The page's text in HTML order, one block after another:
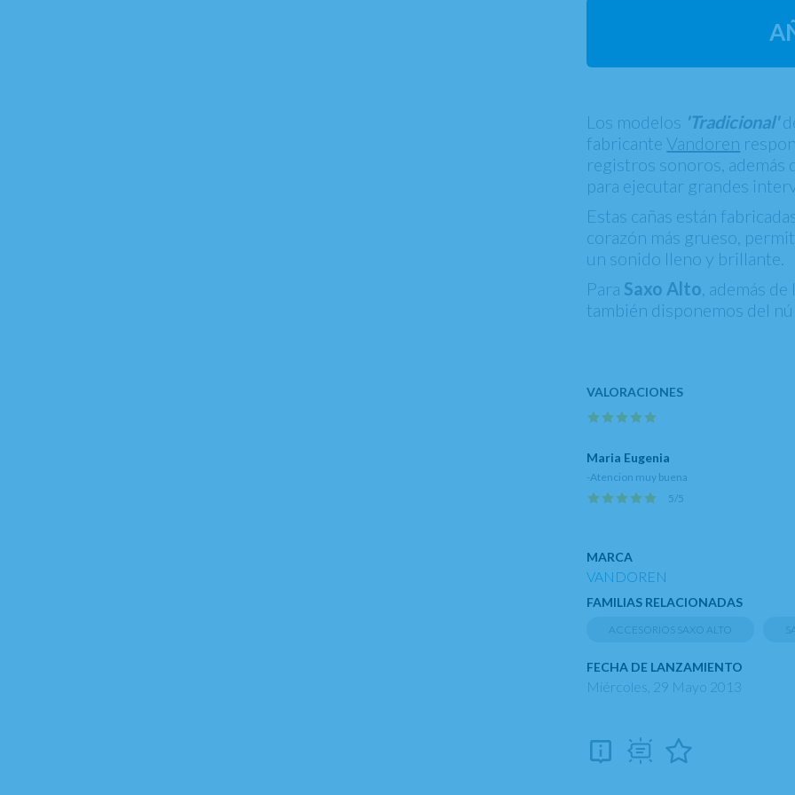
Los modelos 'Tradicional'
fabricante Vandoren
registros sonoros,
para ejecutar grandes
Estas cañas están
corazón más grueso,
un sonido lleno y brillante.
Para Saxo Alto , además
también disponemos del
Maria Eugenia
-Atencion muy buena
5/5
MARCA
VANDOREN
FAMILIAS RELACIONADAS
ACCESORIOS SAXO ALTO
FECHA DE LANZAMIENTO
Miércoles, 29 Mayo 2013